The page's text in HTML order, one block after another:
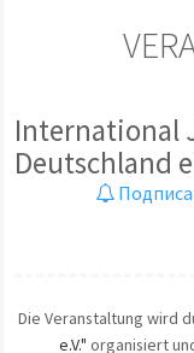
International
Deutschland
Die Veranstaltung wird
e.V." organisiert